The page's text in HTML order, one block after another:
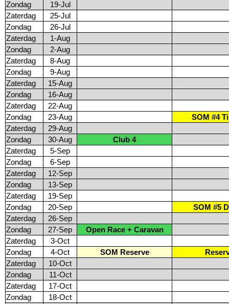
Zondag
19-Jul
Zaterdag
25-Jul
Zondag
26-Jul
Zaterdag
1-Aug
Zondag
2-Aug
Zaterdag
8-Aug
Zondag
9-Aug
Zaterdag
15-Aug
Zondag
16-Aug
Zaterdag
22-Aug
Zondag
23-Aug
SOM #4
Zaterdag
29-Aug
Zondag
30-Aug
Club 4
Zaterdag
5-Sep
Zondag
6-Sep
Zaterdag
12-Sep
Zondag
13-Sep
Zaterdag
19-Sep
Zondag
20-Sep
SOM #5
Zaterdag
26-Sep
Zondag
27-Sep
Open Race + Caravan
Zaterdag
3-Oct
Zondag
4-Oct SOM Reserve
Zaterdag
10-Oct
Zondag
11-Oct
Zaterdag
17-Oct
Zondag
18-Oct